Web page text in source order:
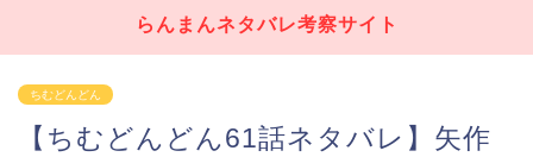
らんまんネタバレ考察サイト
ちむどんどん
【ちむどんどん61話ネタバレ】矢作